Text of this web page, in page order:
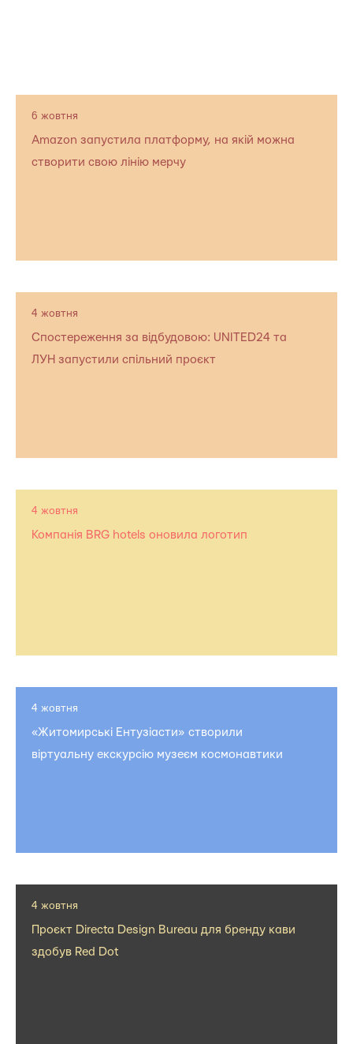
6 жовтня
Amazon запустила платформу, на якій можна
створити свою лінію мерчу
4 жовтня
Спостереження за відбудовою: UNITED24 та
ЛУН запустили спільний проєкт
4 жовтня
Компанія BRG hotels оновила логотип
4 жовтня
«Житомирські Ентузіасти» створили
віртуальну екскурсію музеєм космонавтики
4 жовтня
Проєкт Directa Design Bureau для бренду кави
здобув Red Dot